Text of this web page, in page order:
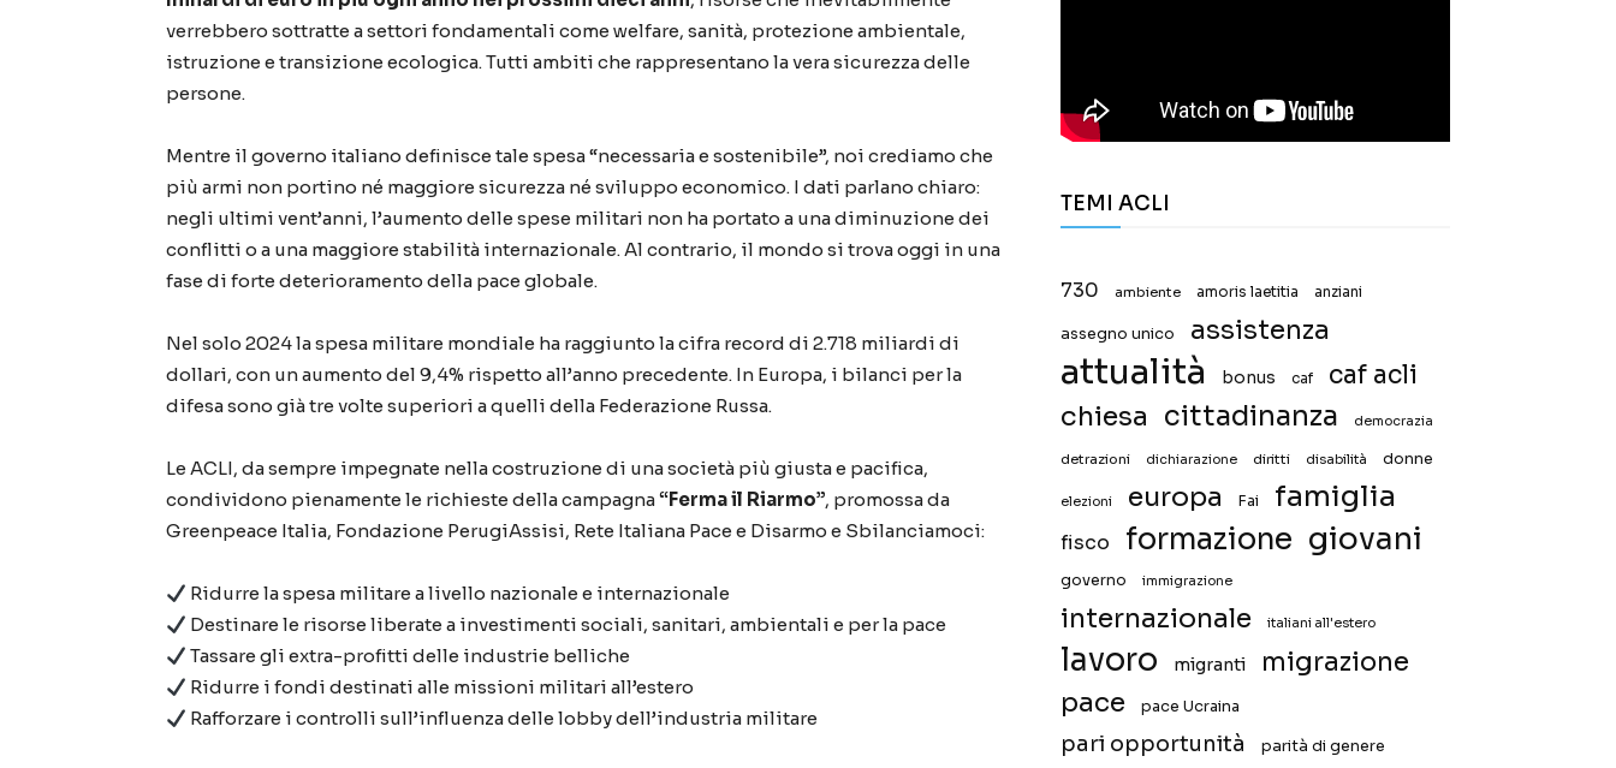
verrebbero sottratte a settori fondamentali come welfare, sanità, protezione ambientale,
istruzione e transizione ecologica. Tutti ambiti che rappresentano la vera sicurezza delle
persone.
Mentre il governo italiano definisce tale spesa “necessaria e sostenibile”, noi crediamo che
più armi non portino né maggiore sicurezza né sviluppo economico. I dati parlano chiaro:
negli ultimi vent’anni, l’aumento delle spese militari non ha portato a una diminuzione dei
conflitti o a una maggiore stabilità internazionale. Al contrario, il mondo si trova oggi in una
fase di forte deterioramento della pace globale.
Nel solo 2024 la spesa militare mondiale ha raggiunto la cifra record di 2.718 miliardi di
dollari, con un aumento del 9,4% rispetto all’anno precedente. In Europa, i bilanci per la
difesa sono già tre volte superiori a quelli della Federazione Russa.
Le ACLI, da sempre impegnate nella costruzione di una società più giusta e pacifica,
condividono pienamente le richieste della campagna“Ferma il Riarmo”, promossa da
Greenpeace Italia, Fondazione PerugiAssisi, Rete Italiana Pace e Disarmo e Sbilanciamoci:
Ridurre la spesa militare a livello nazionale e internazionale
Destinare le risorse liberate a investimenti sociali, sanitari, ambientali e per la pace
Tassare gli extra-profitti delle industrie belliche
Ridurre i fondi destinati alle missioni militari all’estero
Rafforzare i controlli sull’influenza delle lobby dell’industria militare
TEMI ACLI
730 ambiente amoris laetitia anziani
assegno unico assistenza
attualità bonus caf caf acli
chiesa cittadinanza democrazia
detrazioni dichiarazione diritti disabilità donne
elezioni europa Fai famiglia
fisco formazione giovani
governo immigrazione
internazionale italiani all'estero
lavoro migranti
migrazione
pace
pace Ucraina
pari opportunità parità di genere